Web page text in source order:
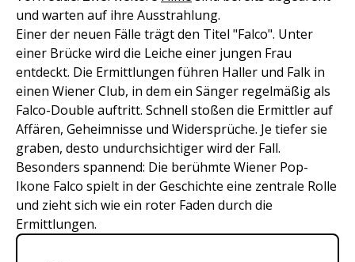
und warten auf ihre Ausstrahlung.
Einer der neuen Fälle trägt den Titel "Falco". Unter
einer Brücke wird die Leiche einer jungen Frau
entdeckt. Die Ermittlungen führen Haller und Falk in
einen Wiener Club, in dem ein Sänger regelmäßig als
Falco-Double auftritt. Schnell stoßen die Ermittler auf
Affären, Geheimnisse und Widersprüche. Je tiefer sie
graben, desto undurchsichtiger wird der Fall.
Besonders spannend: Die berühmte Wiener Pop-
Ikone Falco spielt in der Geschichte eine zentrale Rolle
und zieht sich wie ein roter Faden durch die
Ermittlungen.